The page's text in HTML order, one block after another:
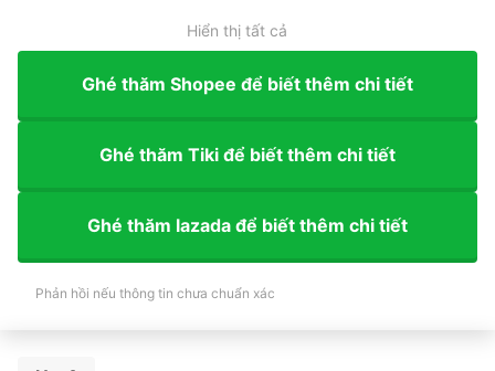
Hiển thị tất cả
Ghé thăm Shopee để biết thêm chi tiết
Ghé thăm Tiki để biết thêm chi tiết
Ghé thăm lazada để biết thêm chi tiết
Phản hồi nếu thông tin chưa chuẩn xác